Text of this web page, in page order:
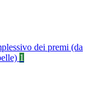
dei premi (da
1